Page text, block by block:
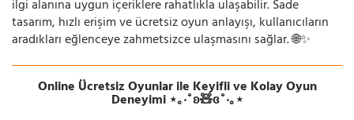
ilgi alanına uygun içeriklere rahatlıkla ulaşabilir. Sade
tasarım, hızlı erişim ve ücretsiz oyun anlayışı, kullanıcıların
aradıkları eğlenceye zahmetsizce ulaşmasını sağlar. 🌐✨
Online Ücretsiz Oyunlar ile Keyifli ve Kolay Oyun
Deneyimi ⋆｡‧˚ʚ🧸ɞ˚‧｡⋆